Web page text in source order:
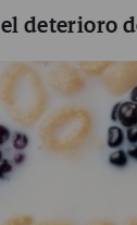
deterioro